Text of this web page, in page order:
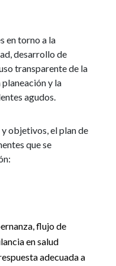
en torno a la
desarrollo de
transparente de la
y la
agudos.
objetivos, el plan de
que se
flujo de
en salud
adecuada a